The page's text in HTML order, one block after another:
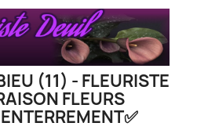
(11) - FLEURISTE
FLEURS